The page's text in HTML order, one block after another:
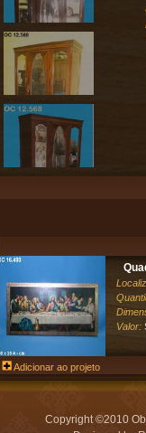
Valor:
Adicionar ao projeto
Copyright ©2010